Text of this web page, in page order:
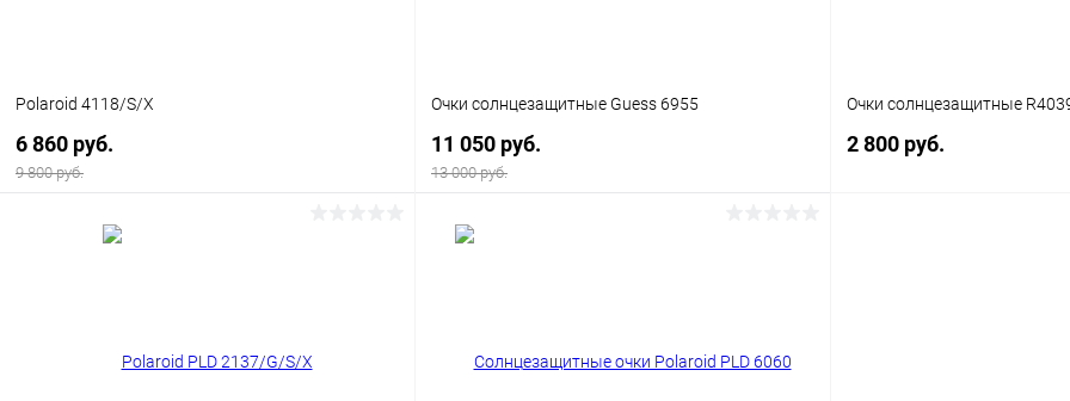
Polaroid 4118/S/X
6 860 руб.
9 800 руб.
Очки солнцезащитные Guess 6955
11 050 руб.
13 000 руб.
Очки солнцезащитные
2 800 руб.